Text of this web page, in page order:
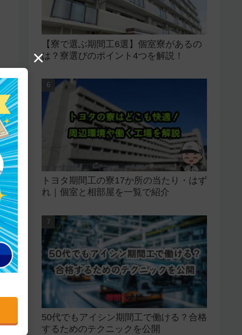
【寮で選ぶ期間工6選】個室寮があるの
は？寮選びのポイント4つを解説！
トヨタ期間工の寮17か所の当たり・はず
れ｜個室と相部屋を一覧で紹介
50代でもアイシン期間工で働ける？合格
するためのテクニックを公開
×